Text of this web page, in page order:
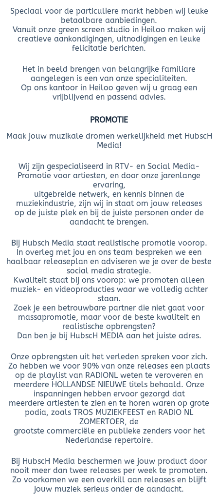
Speciaal voor de particuliere markt hebben wij leuke
betaalbare aanbiedingen.
Vanuit onze green screen studio in Heiloo maken wij
creatieve aankondigingen, uitnodigingen en leuke
felicitatie berichten.
Het in beeld brengen van belangrijke familiare
aangelegen is een van onze specialiteiten.
Op ons kantoor in Heiloo geven wij u graag een
vrijblijvend en passend advies.
PROMOTIE
Maak jouw muzikale dromen werkelijkheid met HubscH
Media!
Wij zijn gespecialiseerd in RTV- en Social Media-
Promotie voor artiesten, en door onze jarenlange
ervaring,
uitgebreide netwerk, en kennis binnen de
muziekindustrie, zijn wij in staat om jouw releases
op de juiste plek en bij de juiste personen onder de
aandacht te brengen.
Bij Hubsch Media staat realistische promotie voorop.
In overleg met jou en ons team bespreken we een
haalbaar releaseplan en adviseren we je over de beste
social media strategie.
Kwaliteit staat bij ons voorop: we promoten alleen
muziek- en videoproducties waar we volledig achter
staan.
Zoek je een betrouwbare partner die niet gaat voor
massapromotie, maar voor de beste kwaliteit en
realistische opbrengsten?
Dan ben je bij HubscH MEDIA aan het juiste adres.
Onze opbrengsten uit het verleden spreken voor zich.
Zo hebben we voor 90% van onze releases een plaats
op de playlist van RADIONL weten te veroveren en
meerdere HOLLANDSE NIEUWE titels behaald. Onze
inspanningen hebben ervoor gezorgd dat
meerdere artiesten te zien en te horen waren op grote
podia, zoals TROS MUZIEKFEEST en RADIO NL
ZOMERTOER, de
grootste commerciële en publieke zenders voor het
Nederlandse repertoire.
Bij HubscH Media beschermen we jouw product door
nooit meer dan twee releases per week te promoten.
Zo voorkomen we een overkill aan releases en blijft
jouw muziek serieus onder de aandacht.